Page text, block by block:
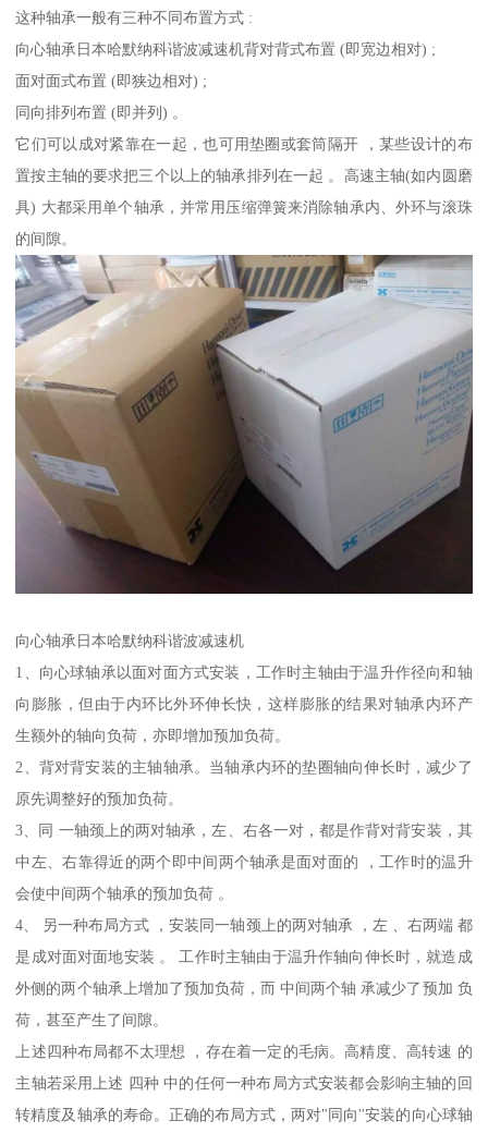
这种轴承一般有三种不同布置方式 :
向心轴承日本哈默纳科谐波减速机背对背式布置 (即宽边相对) ;
面对面式布置 (即狭边相对) ;
同向排列布置 (即并列) 。
它们可以成对紧靠在一起，也可用垫圈或套筒隔开 ，某些设计的布
置按主轴的要求把三个以上的轴承排列在一起 。高速主轴(如内圆磨
具) 大都采用单个轴承，并常用压缩弹簧来消除轴承内、外环与滚珠
的间隙。
向心轴承日本哈默纳科谐波减速机
1、向心球轴承以面对面方式安装，工作时主轴由于温升作径向和轴
向膨胀，但由于内环比外环伸长快，这样膨胀的结果对轴承内环产
生额外的轴向负荷，亦即增加预加负荷。
2、背对背安装的主轴轴承。当轴承内环的垫圈轴向伸长时，减少了
原先调整好的预加负荷。
3、同 一轴颈上的两对轴承，左、右各一对，都是作背对背安装，其
中左、右靠得近的两个即中间两个轴承是面对面的 ，工作时的温升
会使中间两个轴承的预加负荷 。
4、 另一种布局方式 ，安装同一轴颈上的两对轴承 ，左 、右两端 都
是成对面对面地安装 。 工作时主轴由于温升作轴向伸长时，就造成
外侧的两个轴承上增加了预加负荷，而 中间两个轴 承减少了预加 负
荷，甚至产生了间隙。
上述四种布局都不太理想 ，存在着一定的毛病。高精度、高转速 的
主轴若采用上述 四种 中的任何一种布局方式安装都会影响主轴的回
转精度及轴承的寿命。正确的布局方式，两对"同向''安装的向心球轴